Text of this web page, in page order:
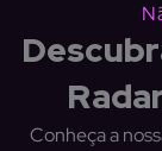
Conheça a